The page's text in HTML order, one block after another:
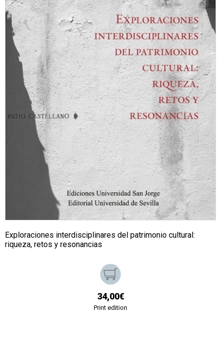
Exploraciones interdisciplinares del patrimonio cultural:
riqueza, retos y resonancias
34,00€
Print edition